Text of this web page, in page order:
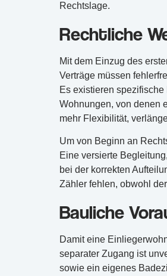
Rechtslage.
Rechtliche
Mit dem Einzug des
Verträge müssen
Es existieren
Wohnungen, von denen
mehr Flexibilität,
Um von Beginn an
Eine versierte
bei der korrekten
Zähler fehlen, obwohl
Bauliche
Damit eine
separater Zugang ist
sowie ein eigenes